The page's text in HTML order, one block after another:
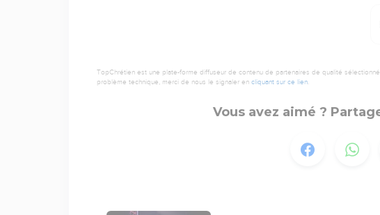
TopChrétien est une plate-forme diffuseur de contenu de partenaires de qualité
problème technique, merci de nous le signaler en cliquant sur ce lien.
Vous avez aimé ?